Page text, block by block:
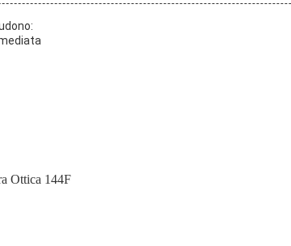
Ottica 144F